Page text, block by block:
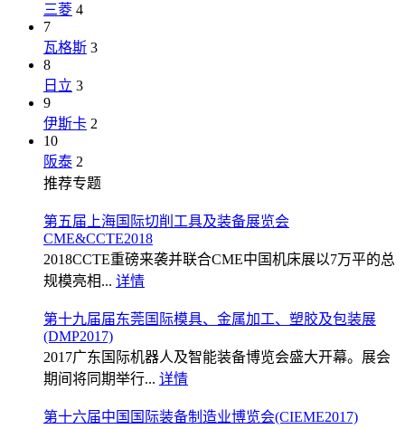
三菱 4
7
瓦格斯 3
8
日立 3
9
伊斯卡 2
10
阪泰 2
推荐专题
第五届上海国际切削工具及装备展览会
CME&CCTE2018
2018CCTE重磅来袭并联合CME中国机床展以7万平的总
规模亮相... 详情
第十九届届东莞国际模具、金属加工、塑胶及包装展
(DMP2017)
2017广东国际机器人及智能装备博览会盛大开幕。展会
期间将同期举行... 详情
第十六届中国国际装备制造业博览会(CIEME2017)